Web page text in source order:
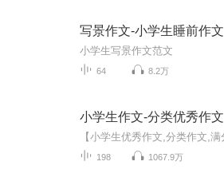
写景作文-小学生睡前作文
小学生写景作文范文
64 8.2万
小学生作文-分类优秀作文
198 1067.9万